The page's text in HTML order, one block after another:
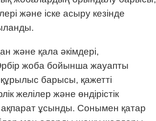
және іске асыру кезінде
және қала әкімдері,
жоба бойынша жауапты
барысы, қажетті
желілер және өндірістік
ақпарат ұсынды. Сонымен қатар